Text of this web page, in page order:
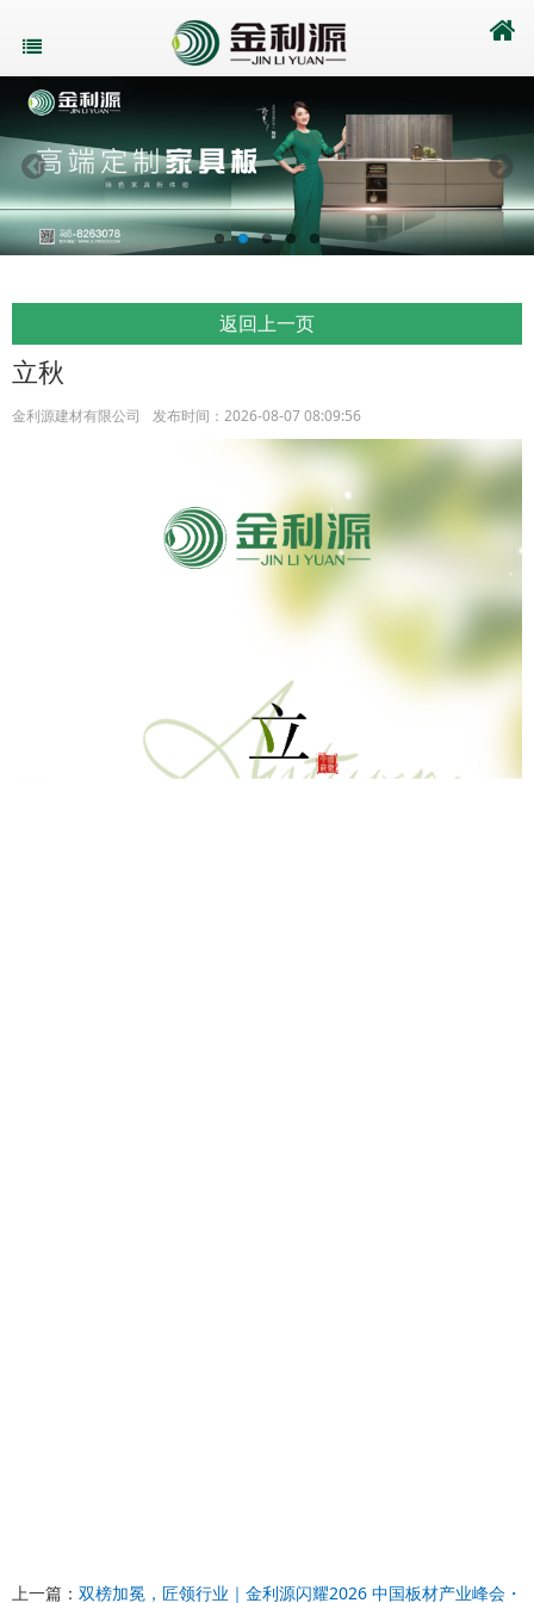
返回上一页
立秋
金利源建材有限公司 发布时间：2026-08-07 08:09:56
上一篇： 双榜加冕，匠领行业｜金利源闪耀2026 中国板材产业峰会・